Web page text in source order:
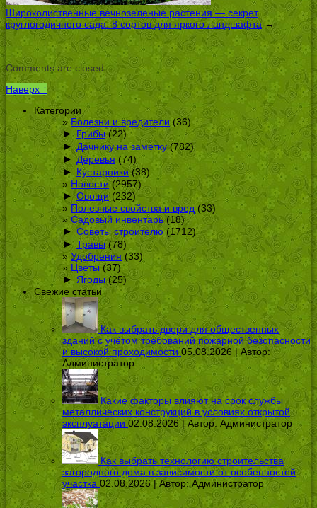
Широколиственные вечнозеленые растения — секрет
круглогодичного сада: 8 сортов для яркого ландшафта→
Comments are closed.
Наверх ↑
Категории
Болезни и вредители(36)
► Грибы(22)
► Дачнику на заметку(782)
► Деревья (74)
► Кустарники(38)
Новости(2957)
► Овощи(232)
Полезные свойства и вред(33)
Садовый инвентарь(18)
► Советы строителю (1712)
► Травы(78)
Удобрения (33)
Цветы(37)
► Ягоды(25)
Свежие статьи
Как выбрать двери для общественных
зданий с учётом требований пожарной безопасности
и высокой проходимости 05.08.2026 | Автор:
Администратор
Какие факторы влияют на срок службы
металлических конструкций в условиях открытой
эксплуатации 02.08.2026 | Автор: Администратор
Как выбрать технологию строительства
загородного дома в зависимости от особенностей
участка 02.08.2026 | Автор:Администратор